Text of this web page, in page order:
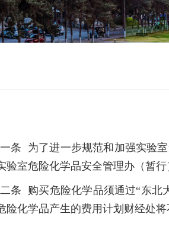
条 为了进一步规范和加强实验
验室危险化学品安全管理办（暂行
条 购买危险化学品须通过“东北
险化学品产生的费用计划财经处将